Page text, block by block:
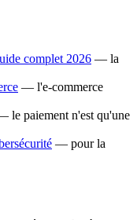
complet 2026 — la
— l'e-commerce
le paiement n'est qu'une
— pour la